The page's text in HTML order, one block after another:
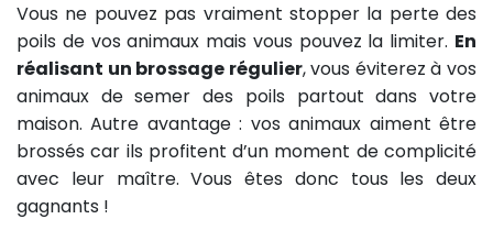
Vous ne pouvez pas vraiment stopper la perte des
poils de vos animaux mais vous pouvez la limiter. En
réalisant un brossage régulier, vous éviterez à vos
animaux de semer des poils partout dans votre
maison. Autre avantage : vos animaux aiment être
brossés car ils profitent d’un moment de complicité
avec leur maître. Vous êtes donc tous les deux
gagnants !